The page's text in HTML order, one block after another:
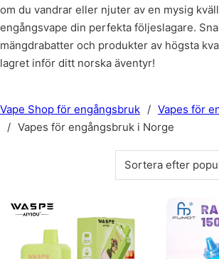
om du vandrar eller njuter av en mysig
engångsvape din perfekta följeslagare.
mängdrabatter och produkter av högsta
lagret inför ditt norska äventyr!
Vape Shop för engångsbruk / Vapes för
/ Vapes för engångsbruk i Norge